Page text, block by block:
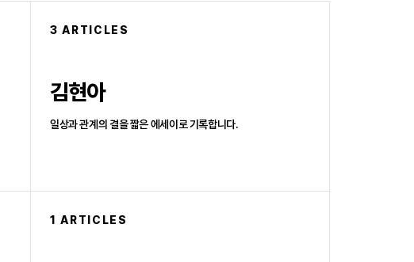
3 ARTICLES
김현아
일상과 관계의 결을 짧은 에세이로 기록합니다.
1 ARTICLES